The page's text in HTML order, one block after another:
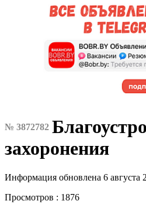
№ 3872782
захоронения
Информация обновлена 6 августа
Просмотров : 1876